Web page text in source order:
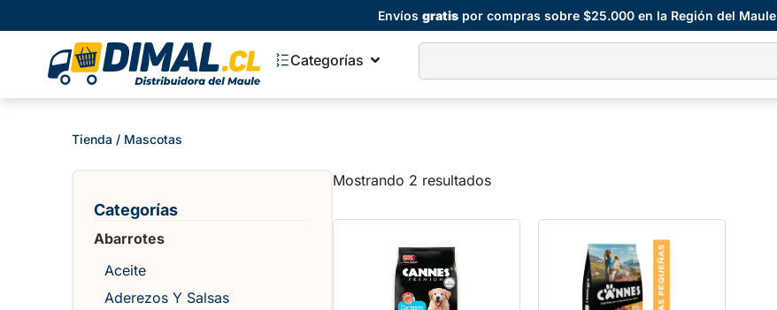
Envíosgratis por compras sobre $25.000 en la Región del Maule
Categorías
Tienda / Mascotas
Categorías
Abarrotes
Aceite
Aderezos Y Salsas
Mostrando 2 resultados